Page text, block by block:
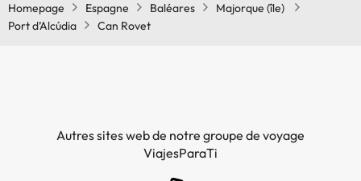
Piscine extérieure (toute la saison)
Homepage Espagne Baléares
Majorque (île)
Port d’Alcúdia
Can Rovet
Autres sites web de notre groupe de voyage
ViajesParaTi